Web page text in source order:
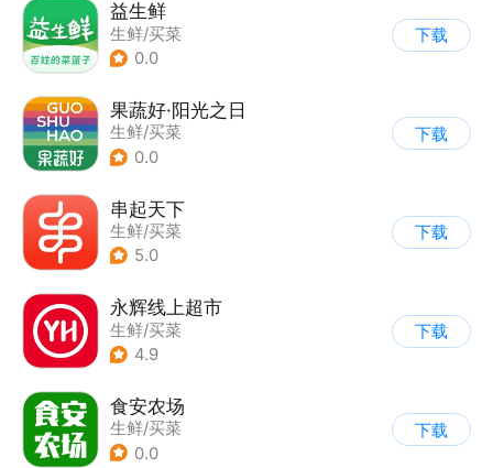
益生鲜
生鲜/买菜
0.0
下载
果蔬好·阳光之日
生鲜/买菜
0.0
下载
串起天下
生鲜/买菜
5.0
下载
永辉线上超市
生鲜/买菜
4.9
下载
食安农场
生鲜/买菜
0.0
下载